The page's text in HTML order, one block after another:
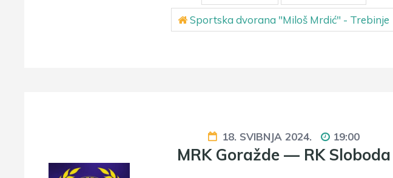
Sportska dvorana "Miloš Mrdić" - Trebinje
18. SVIBNJA 2024. 19:00
MRK Goražde — RK Sloboda